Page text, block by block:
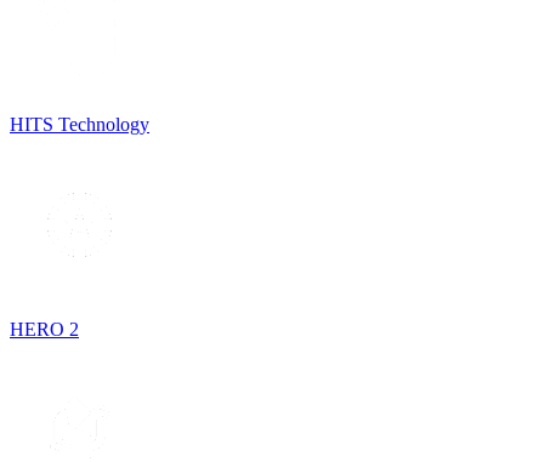
HITS Technology
HERO 2